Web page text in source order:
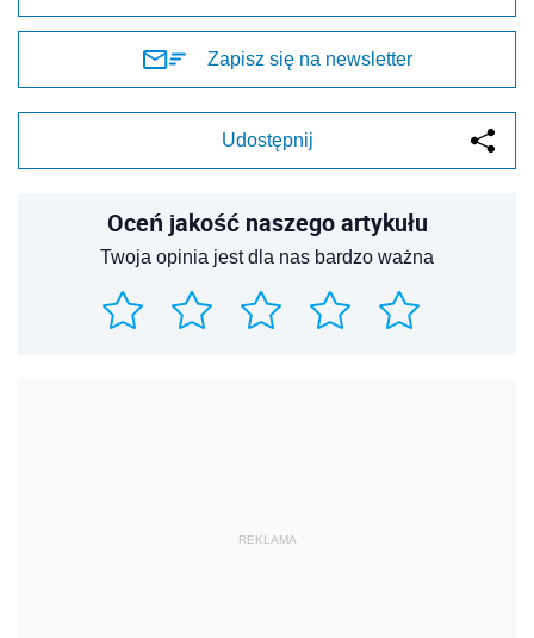
Zapisz się na newsletter
Udostępnij
Oceń jakość naszego artykułu
Twoja opinia jest dla nas bardzo ważna
REKLAMA